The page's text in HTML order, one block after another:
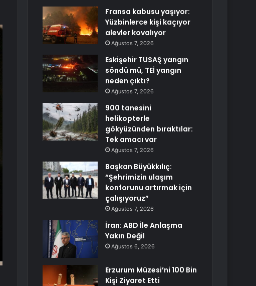
Fransa kabusu yaşıyor:
Yüzbinlerce kişi kaçıyor
alevler kovalıyor
Ağustos 7, 2026
Eskişehir TUSAŞ yangın
söndü mü, TEİ yangın
neden çıktı?
Ağustos 7, 2026
900 tanesini
helikopterle
gökyüzünden bıraktılar:
Tek amacı var
Ağustos 7, 2026
Başkan Büyükkılıç:
“Şehrimizin ulaşım
konforunu artırmak için
çalışıyoruz”
Ağustos 7, 2026
İran: ABD İle Anlaşma
Yakın Değil
Ağustos 6, 2026
Erzurum Müzesi’ni 100 Bin
Kişi Ziyaret Etti